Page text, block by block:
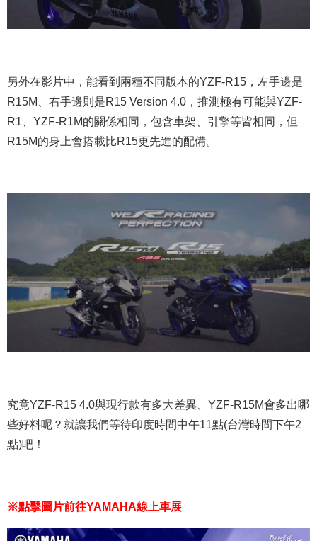
另外在影片中，能看到兩種不同版本的YZF-R15，左手邊是
R15M、右手邊則是R15 Version 4.0，推測極有可能與YZF-
R1、YZF-R1M的關係相同，包含車架、引擎等皆相同，但
R15M的身上會搭載比R15更先進的配備。
究竟YZF-R15 4.0與現行款有多大差異、YZF-R15M會多出哪
些好料呢？就讓我們等待印度時間中午11點(台灣時間下午2
點)吧！
※點擊圖片前往YAMAHA線上車展